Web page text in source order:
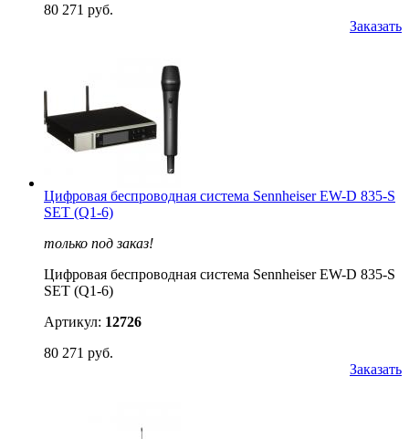
80 271 руб.
Заказать
Цифровая беспроводная система Sennheiser EW-D 835-S
SET (Q1-6)
только под заказ!
Цифровая беспроводная система Sennheiser EW-D 835-S
SET (Q1-6)
Артикул: 12726
80 271 руб.
Заказать